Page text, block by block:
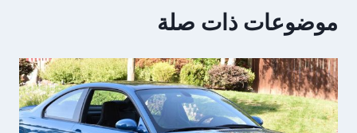
موضوعات ذات صلة